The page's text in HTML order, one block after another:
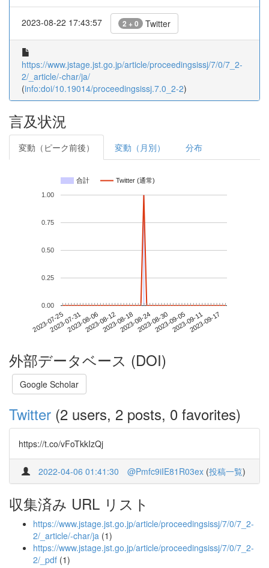
2023-08-22 17:43:57 2 + 0 Twitter
https://www.jstage.jst.go.jp/article/proceedingsissj/7/0/7_2-
2/_article/-char/ja/
(info:doi/10.19014/proceedingsissj.7.0_2-2)
言及状況
変動（ピーク前後） 変動（月別） 分布
合計 Twitter (通常)
2023-07-252023-07-312023-08-062023-08-122023-08-182023-08-242023-08-302023-09-052023-09-112023-09-17
0.00
0.25
0.50
0.75
1.00
外部データベース (DOI)
Google Scholar
Twitter (2 users, 2 posts, 0 favorites)
https://t.co/vFoTkkIzQj
2022-04-06 01:41:30 @Pmfc9iIE81R03ex (投稿一覧)
収集済み URL リスト
https://www.jstage.jst.go.jp/article/proceedingsissj/7/0/7_2-
2/_article/-char/ja (1)
https://www.jstage.jst.go.jp/article/proceedingsissj/7/0/7_2-
2/_pdf (1)